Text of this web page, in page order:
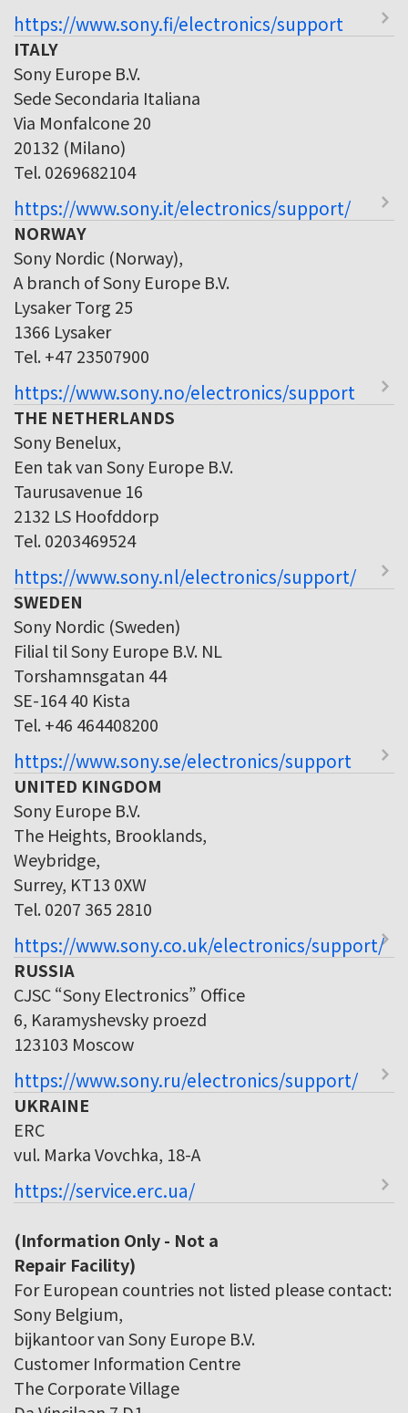
https://www.sony.fi/electronics/support
ITALY
Sony Europe B.V.
Sede Secondaria Italiana
Via Monfalcone 20
20132 (Milano)
Tel. 0269682104
https://www.sony.it/electronics/support/
NORWAY
Sony Nordic (Norway),
A branch of Sony Europe B.V.
Lysaker Torg 25
1366 Lysaker
Tel. +47 23507900
https://www.sony.no/electronics/support
THE NETHERLANDS
Sony Benelux,
Een tak van Sony Europe B.V.
Taurusavenue 16
2132 LS Hoofddorp
Tel. 0203469524
https://www.sony.nl/electronics/support/
SWEDEN
Sony Nordic (Sweden)
Filial til Sony Europe B.V. NL
Torshamnsgatan 44
SE-164 40 Kista
Tel. +46 464408200
https://www.sony.se/electronics/support
UNITED KINGDOM
Sony Europe B.V.
The Heights, Brooklands,
Weybridge,
Surrey, KT13 0XW
Tel. 0207 365 2810
https://www.sony.co.uk/electronics/support/
RUSSIA
CJSC “Sony Electronics” Office
6, Karamyshevsky proezd
123103 Moscow
https://www.sony.ru/electronics/support/
UKRAINE
ERC
vul. Marka Vovchka, 18-A
https://service.erc.ua/
(Information Only - Not a
Repair Facility)
For European countries not listed please contact:
Sony Belgium,
bijkantoor van Sony Europe B.V.
Customer Information Centre
The Corporate Village